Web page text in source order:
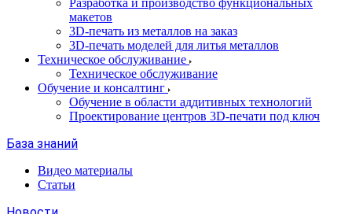
Разработка и производство функциональных
макетов
3D-печать из металлов на заказ
3D-печать моделей для литья металлов
Техническое обслуживание
Техническое обслуживание
Обучение и консалтинг
Обучение в области аддитивных технологий
Проектирование центров 3D-печати под ключ
База знаний
Видео материалы
Статьи